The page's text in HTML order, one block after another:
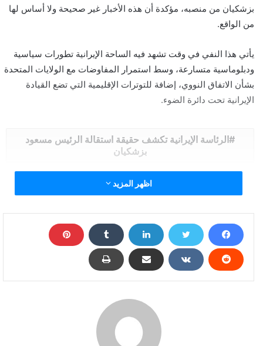
بزشكيان من منصبه، مؤكدة أن هذه الأخبار غير صحيحة ولا أساس لها
من الواقع.
يأتي هذا النفي في وقت تشهد فيه الساحة الإيرانية تطورات سياسية
ودبلوماسية متسارعة، وسط استمرار المفاوضات مع الولايات المتحدة
بشأن الاتفاق النووي، إضافة للتوترات الإقليمية التي تضع القيادة
الإيرانية تحت دائرة الضوء.
الرئاسة الإيرانية تكشف حقيقة استقالة الرئيس مسعود
بزشكيان
اظهر المزيد